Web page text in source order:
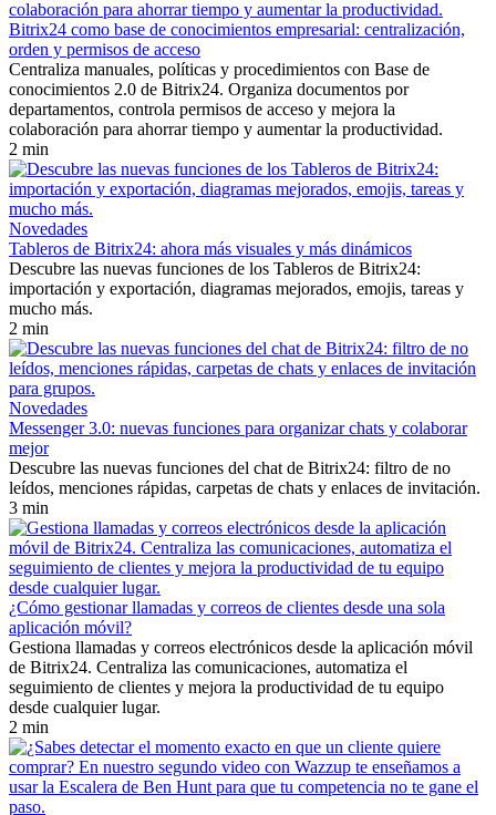
Bitrix24 como base de conocimientos empresarial: centralización,
orden y permisos de acceso
Centraliza manuales, políticas y procedimientos con Base de
conocimientos 2.0 de Bitrix24. Organiza documentos por
departamentos, controla permisos de acceso y mejora la
colaboración para ahorrar tiempo y aumentar la productividad.
2 min
Novedades
Tableros de Bitrix24: ahora más visuales y más dinámicos
Descubre las nuevas funciones de los Tableros de Bitrix24:
importación y exportación, diagramas mejorados, emojis, tareas y
mucho más.
2 min
Novedades
Messenger 3.0: nuevas funciones para organizar chats y colaborar
mejor
Descubre las nuevas funciones del chat de Bitrix24: filtro de no
leídos, menciones rápidas, carpetas de chats y enlaces de invitación.
3 min
¿Cómo gestionar llamadas y correos de clientes desde una sola
aplicación móvil?
Gestiona llamadas y correos electrónicos desde la aplicación móvil
de Bitrix24. Centraliza las comunicaciones, automatiza el
seguimiento de clientes y mejora la productividad de tu equipo
desde cualquier lugar.
2 min